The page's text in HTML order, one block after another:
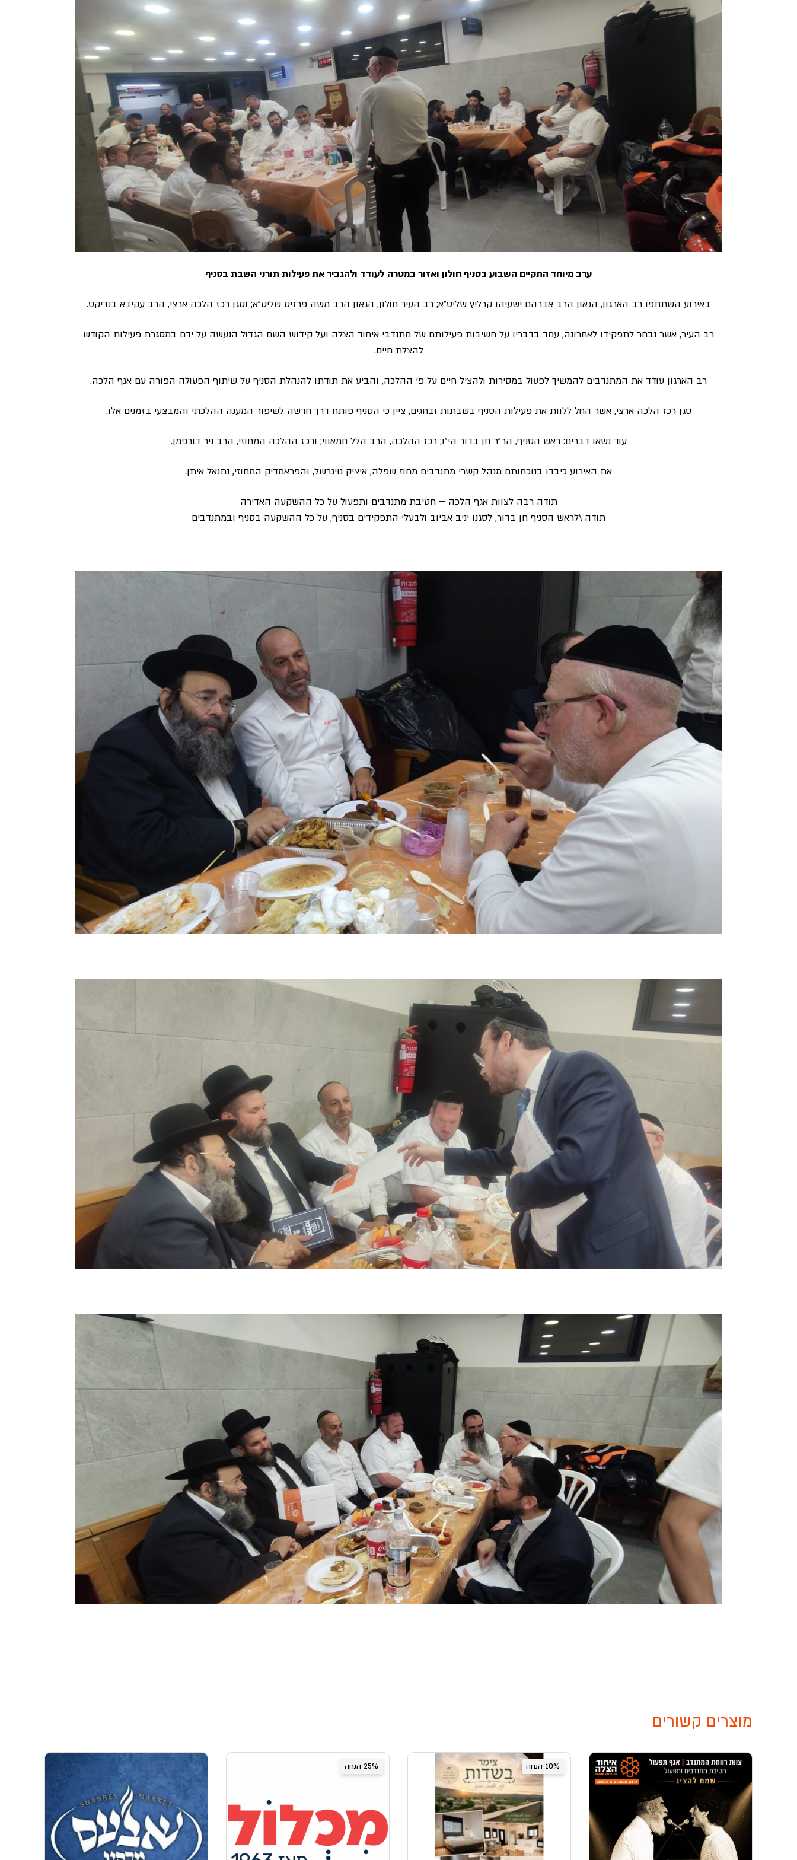
ערב מיוחד התקיים השבוע בסניף חולון ואזור במטרה לעודד ולהגביר את פעילות תורני השבת בסניף
באירוע השתתפו רב הארגון, הגאון הרב אברהם ישעיהו קרליץ שליט״א; רב העיר חולון, הגאון הרב משה פרזיס שליט״א; וסגן רכז הלכה ארצי, הרב עקיבא בנדיקט.
רב העיר, אשר נבחר לתפקידו לאחרונה, עמד בדבריו על חשיבות פעילותם של מתנדבי איחוד הצלה ועל קידוש השם הגדול הנעשה על ידם במסגרת פעילות הקודש
להצלת חיים.
רב הארגון עודד את המתנדבים להמשיך לפעול במסירות ולהציל חיים על פי ההלכה, והביע את תודתו להנהלת הסניף על שיתוף הפעולה הפורה עם אגף הלכה.
סגן רכז הלכה ארצי, אשר החל ללוות את פעילות הסניף בשבתות ובחגים, ציין כי הסניף פותח דרך חדשה לשיפור המענה ההלכתי והמבצעי בזמנים אלו.
עוד נשאו דברים: ראש הסניף, הר״ר חן בדור הי״ו; רכז ההלכה, הרב הלל חמאווי; ורכז ההלכה המחוזי, הרב ניר דורפמן.
את האירוע כיבדו בנוכחותם מנהל קשרי מתנדבים מחוז שפלה, איציק נויגרשל, והפראמדיק המחוזי, נתנאל איתן.
תודה רבה לצוות אגף הלכה – חטיבת מתנדבים ותפעול על כל ההשקעה האדירה
תודה \לראש הסניף חן בדור, לסגנו יניב אביוב ולבעלי התפקידים בסניף, על כל ההשקעה בסניף ובמתנדבים
מוצרים קשורים
10% הנחה 25% הנחה